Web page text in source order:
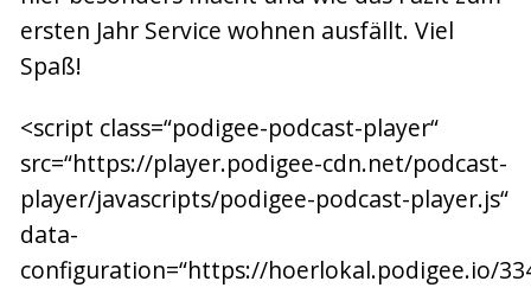
ersten Jahr Service wohnen ausfällt. Viel
Spaß!
<script class=“podigee-podcast-player“
src=“https://player.podigee-cdn.net/podcast-
player/javascripts/podigee-podcast-player.js“
data-
configuration=“https://hoerlokal.podigee.io/